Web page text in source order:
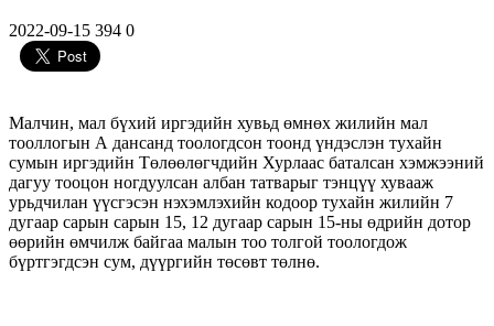
2022-09-15 394 0
Малчин, мал бүхий иргэдийн хувьд өмнөх жилийн мал
тооллогын А дансанд тоологдсон тоонд үндэслэн тухайн
сумын иргэдийн Төлөөлөгчдийн Хурлаас баталсан хэмжээний
дагуу тооцон ногдуулсан албан татварыг тэнцүү хувааж
урьдчилан үүсгэсэн нэхэмлэхийн кодоор тухайн жилийн 7
дугаар сарын сарын 15, 12 дугаар сарын 15-ны өдрийн дотор
өөрийн өмчилж байгаа малын тоо толгой тоологдож
бүртгэгдсэн сум, дүүргийн төсөвт төлнө.